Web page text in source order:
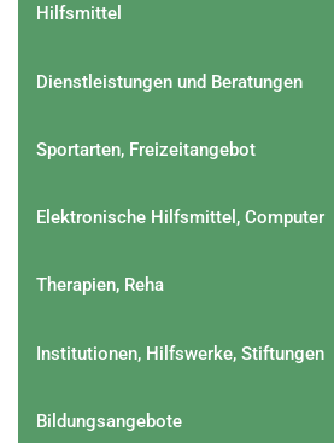
Hilfsmittel
Dienstleistungen und Beratungen
Sportarten, Freizeitangebot
Elektronische Hilfsmittel, Computer
Therapien, Reha
Institutionen, Hilfswerke, Stiftungen
Bildungsangebote